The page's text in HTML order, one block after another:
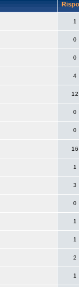
1
0
0
4
12
0
0
16
1
3
0
1
1
2
1